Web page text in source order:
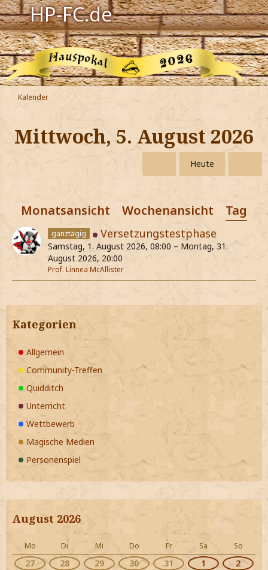
HP-FC.de
Navigation
Harry Potter
Der HP-FC
Hogwarts
Zauberwelt
Jetzt Fanclub-Mitglied werden!
Kalender
Mittwoch, 5. August 2026
Heute
Monatsansicht Wochenansicht
ganztägig Versetzungstestphase
Samstag, 1. August 2026, 08:00 – Montag, 31.
August 2026, 20:00
Prof. Linnea McAllister
Kategorien
Allgemein
Community-Treffen
Quidditch
Unterricht
Wettbewerb
Magische Medien
Personenspiel
August 2026
Mo Di Mi Do Fr Sa So
27 28 29 30 31 1
2